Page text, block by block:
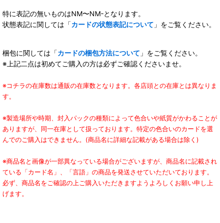
特に表記の無いものはNM〜NM-となります。
状態表記に関しては「カードの状態表記について 」をご覧ください。
梱包に関しては「カードの梱包方法について 」をご覧ください。
※上記二点は初めてご購入の方は必ずご確認くださいませ。
※コチラの在庫数は通販の在庫数となります。各店頭との在庫とは異なりま
す。
※製造場所や時期、封入パックの種類によって色合いや紙質がかわることが
ありますが、同一在庫として扱っております。特定の色合いのカードを選
んでのご購入はできません。(商品名に詳細な記載がある場合は除く)
※商品名と画像が一部異なっている場合がございますが、商品名に記載され
ている「カード名」、「言語」の商品を発送させていただいております。
必ず、商品名をご確認の上ご購入いただきますようよろしくお願い申し上
げます。